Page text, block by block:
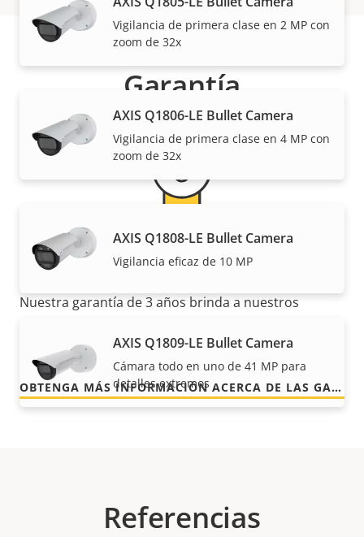
Vigilancia de primera clase en 2 MP con
zoom de 32x
AXIS Q1806-LE Bullet Camera
Vigilancia de primera clase en 4 MP con
zoom de 32x
AXIS Q1808-LE Bullet Camera
Vigilancia eficaz de 10 MP
AXIS Q1809-LE Bullet Camera
Cámara todo en uno de 41 MP para
detalles extremos
Garantía
Para mayor tranquilidad
Nuestra garantía de 3 años brinda a nuestros
los costes.
OBTENGA MÁS INFORMACIÓN ACERCA DE LAS GARANTÍAS DE AXIS
Referencias